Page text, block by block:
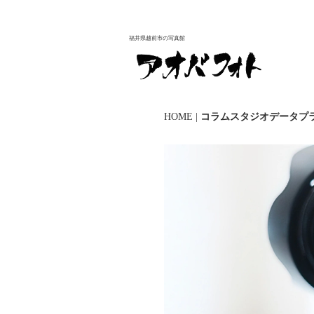
福井県越前市の写真館
HOME | コラムスタジオデータプ